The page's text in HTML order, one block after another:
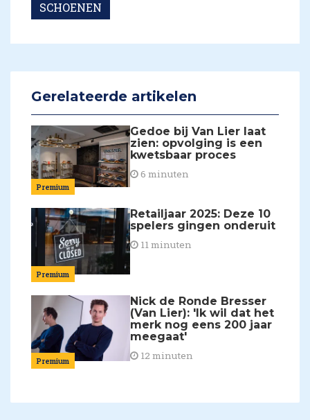
SCHOENEN
Gerelateerde artikelen
Premium
Gedoe bij Van Lier laat
zien: opvolging is een
kwetsbaar proces
6 minuten
Premium
Retailjaar 2025: Deze 10
spelers gingen onderuit
11 minuten
Premium
Nick de Ronde Bresser
(Van Lier): 'Ik wil dat het
merk nog eens 200 jaar
meegaat'
12 minuten